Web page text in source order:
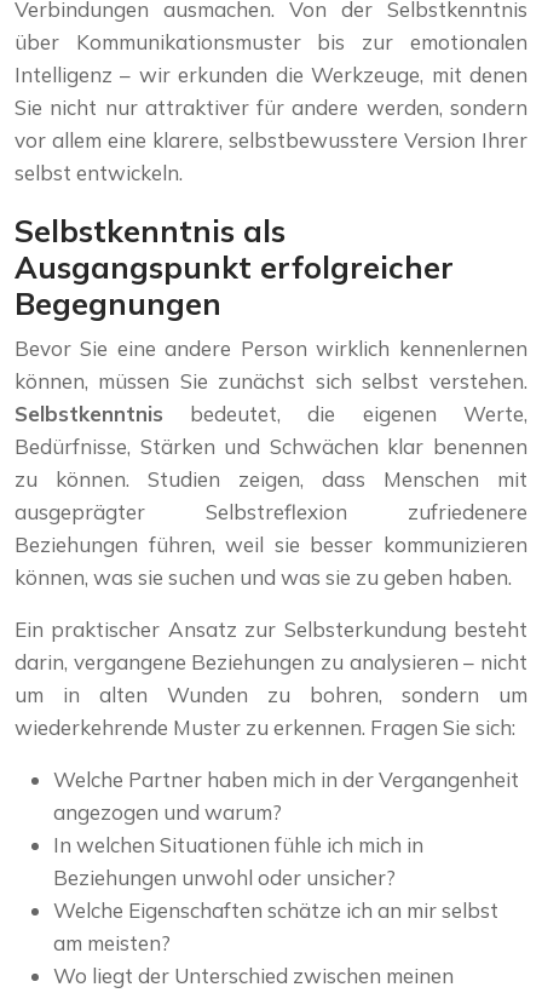
Verbindungen ausmachen. Von der Selbstkenntnis
über Kommunikationsmuster bis zur emotionalen
Intelligenz – wir erkunden die Werkzeuge, mit denen
Sie nicht nur attraktiver für andere werden, sondern
vor allem eine klarere, selbstbewusstere Version Ihrer
selbst entwickeln.
Selbstkenntnis als
Ausgangspunkt erfolgreicher
Begegnungen
Bevor Sie eine andere Person wirklich kennenlernen
können, müssen Sie zunächst sich selbst verstehen.
Selbstkenntnis bedeutet, die eigenen Werte,
Bedürfnisse, Stärken und Schwächen klar benennen
zu können. Studien zeigen, dass Menschen mit
ausgeprägter Selbstreflexion zufriedenere
Beziehungen führen, weil sie besser kommunizieren
können, was sie suchen und was sie zu geben haben.
Ein praktischer Ansatz zur Selbsterkundung besteht
darin, vergangene Beziehungen zu analysieren – nicht
um in alten Wunden zu bohren, sondern um
wiederkehrende Muster zu erkennen. Fragen Sie sich:
Welche Partner haben mich in der Vergangenheit
angezogen und warum?
In welchen Situationen fühle ich mich in
Beziehungen unwohl oder unsicher?
Welche Eigenschaften schätze ich an mir selbst
am meisten?
Wo liegt der Unterschied zwischen meinen